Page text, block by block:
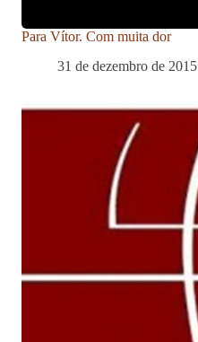
Para Vítor. Com muita dor
31 de dezembro de 2015